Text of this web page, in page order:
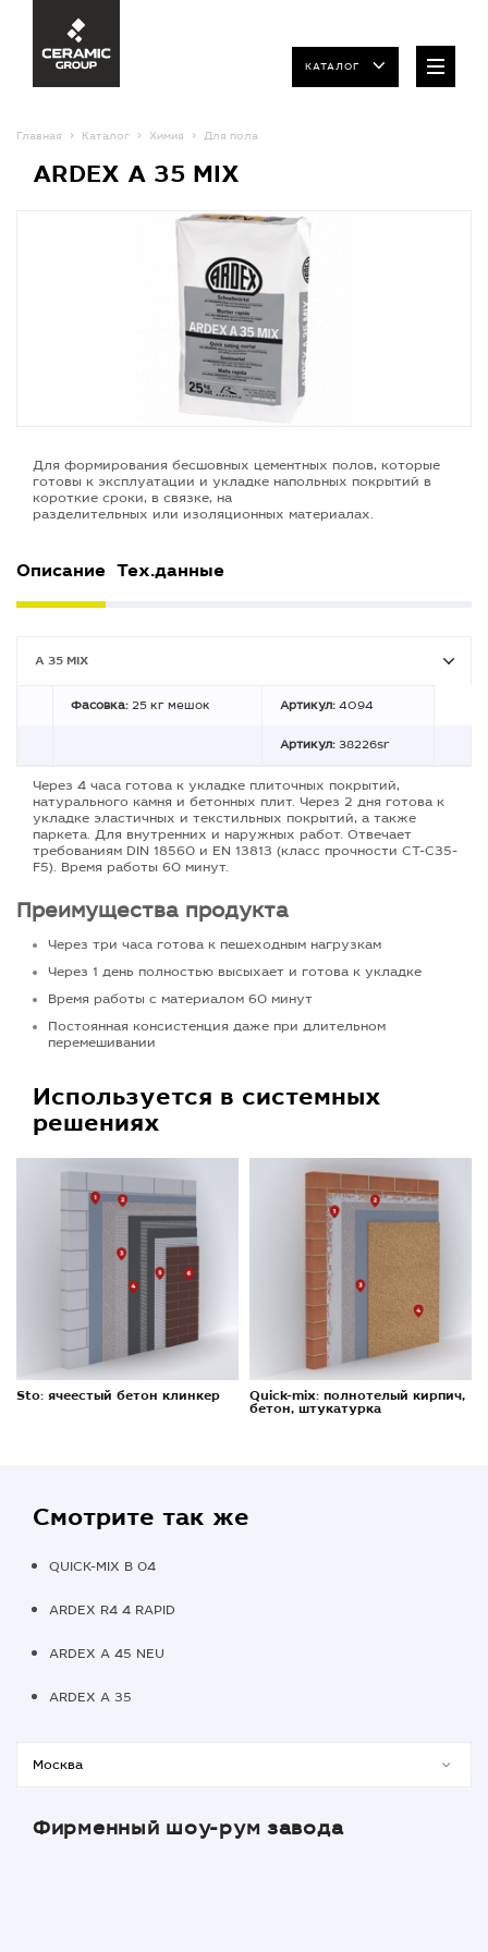
КАТАЛОГ
Главная Каталог Химия Для пола
ARDEX A 35 MIX
Для формирования бесшовных цементных полов, которые
готовы к эксплуатации и укладке напольных покрытий в
короткие сроки, в связке, на
разделительных или изоляционных материалах.
Описание Тех.данные
A 35 MIX
Фасовка: 25 кг мешок Артикул: 4094
Артикул: 38226sr
Через 4 часа готова к укладке плиточных покрытий,
натурального камня и бетонных плит. Через 2 дня готова к
укладке эластичных и текстильных покрытий, а также
паркета. Для внутренних и наружных работ. Отвечает
требованиям DIN 18560 и EN 13813 (класс прочности CT-C35-
F5). Время работы 60 минут.
Преимущества продукта
Через три часа готова к пешеходным нагрузкам
Через 1 день полностью высыхает и готова к укладке
Время работы с материалом 60 минут
Постоянная консистенция даже при длительном
перемешивании
Используется в системных
решениях
Sto: ячеестый бетон клинкер Quick-mix: полнотелый кирпич,
бетон, штукатурка
Смотрите так же
QUICK-MIX B 04
ARDEX R4 4 RAPID
ARDEX A 45 NEU
ARDEX A 35
Фирменный шоу-рум завода